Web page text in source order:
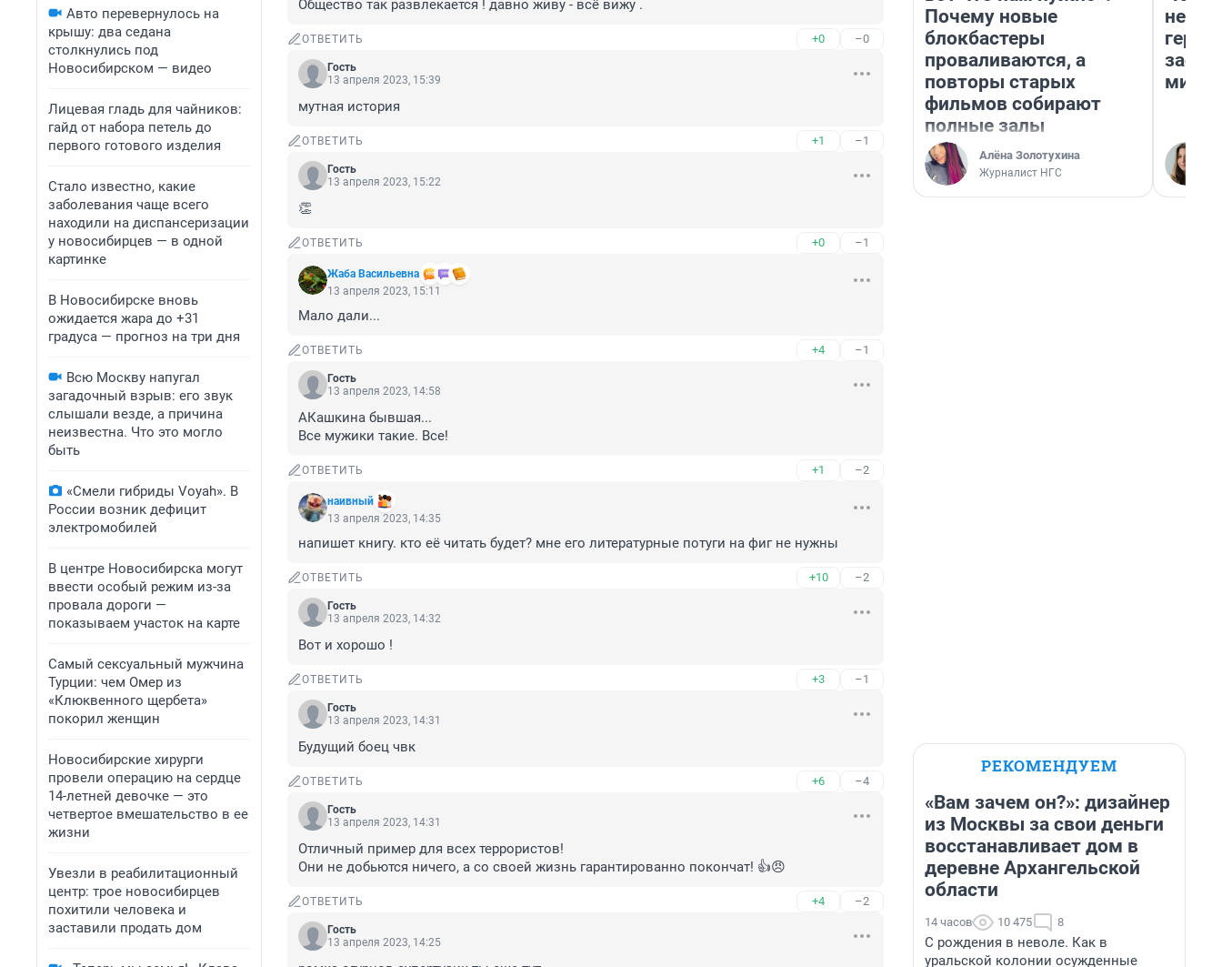
Авто перевернулось на
крышу: два седана
столкнулись под
Новосибирском — видео
Лицевая гладь для чайников:
гайд от набора петель до
первого готового изделия
Стало известно, какие
заболевания чаще всего
находили на диспансеризации
у новосибирцев — в одной
картинке
В Новосибирске вновь
ожидается жара до +31
градуса — прогноз на три дня
Всю Москву напугал
загадочный взрыв: его звук
слышали везде, а причина
неизвестна. Что это могло
быть
«Смели гибриды Voyah». В
России возник дефицит
электромобилей
В центре Новосибирска могут
ввести особый режим из-за
провала дороги —
показываем участок на карте
Самый сексуальный мужчина
Турции: чем Омер из
«Клюквенного щербета»
покорил женщин
Новосибирские хирурги
провели операцию на сердце
14-летней девочке — это
четвертое вмешательство в ее
жизни
Увезли в реабилитационный
центр: трое новосибирцев
похитили человека и
заставили продать дом
Общество так развлекается ! давно живу - всё вижу .
ОТВЕТИТЬ +0 –0
Гость
13 апреля 2023, 15:39
мутная история
ОТВЕТИТЬ +1 –1
Гость
13 апреля 2023, 15:22
👏
ОТВЕТИТЬ +0 –1
Жаба Васильевна
13 апреля 2023, 15:11
Мало дали...
ОТВЕТИТЬ +4 –1
Гость
13 апреля 2023, 14:58
АКашкина бывшая...
Все мужики такие. Все!
ОТВЕТИТЬ +1 –2
наивный
13 апреля 2023, 14:35
напишет книгу. кто её читать будет? мне его литературные потуги на фиг не нужны
ОТВЕТИТЬ +10 –2
Гость
13 апреля 2023, 14:32
Вот и хорошо !
ОТВЕТИТЬ +3 –1
Гость
13 апреля 2023, 14:31
Будущий боец чвк
ОТВЕТИТЬ +6 –4
Гость
13 апреля 2023, 14:31
Отличный пример для всех террористов!
Они не добьются ничего, а со своей жизнь гарантированно покончат! 👍😠
ОТВЕТИТЬ +4 –2
Гость
13 апреля 2023, 14:25
Почему новые
блокбастеры
проваливаются, а
повторы старых
фильмов собирают
полные залы
Алёна Золотухина
Журналист НГС
герои
РЕКОМЕНДУЕМ
«Вам зачем он?»: дизайнер
из Москвы за свои деньги
восстанавливает дом в
деревне Архангельской
области
14 часов 10 475 8
С рождения в неволе. Как в
уральской колонии осужденные